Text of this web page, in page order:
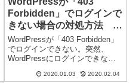
Forbidden」でログインで
きない場合の対処方法
CORESERVER編
WordPressが「403 Forbidden」
でログインできない。突然、
WordPressにログインできなく
サイトを使用しているのです
2020.01.03 2020.02.04